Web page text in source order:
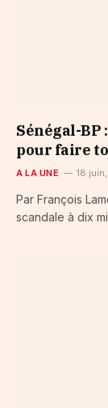
Sénégal-BP
pour faire
A LA UNE 18
Par François
scandale à dix